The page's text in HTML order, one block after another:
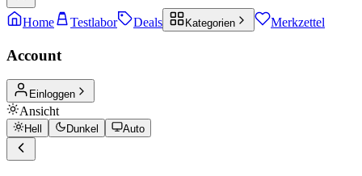
Home Testlabor Deals Kategorien Merkzettel
Account
Einloggen
Ansicht
Hell Dunkel Auto